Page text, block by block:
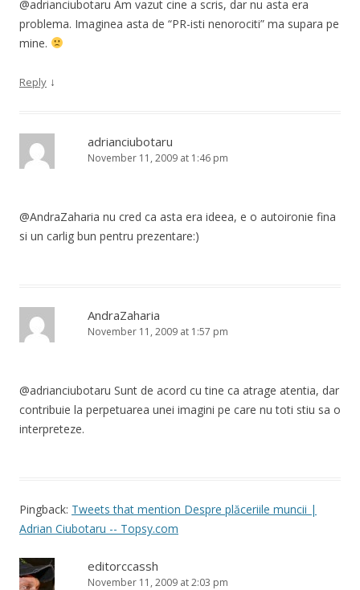
@adrianciubotaru Am vazut cine a scris, dar nu asta era
problema. Imaginea asta de “PR-isti nenorociti” ma supara pe
mine.
Reply ↓
adrianciubotaru
November 11, 2009 at 1:46 pm
@AndraZaharia nu cred ca asta era ideea, e o autoironie fina
si un carlig bun pentru prezentare:)
AndraZaharia
November 11, 2009 at 1:57 pm
@adrianciubotaru Sunt de acord cu tine ca atrage atentia, dar
contribuie la perpetuarea unei imagini pe care nu toti stiu sa o
interpreteze.
Pingback: Tweets that mention Despre plăceriile muncii |
Adrian Ciubotaru -- Topsy.com
editorccassh
November 11, 2009 at 2:03 pm